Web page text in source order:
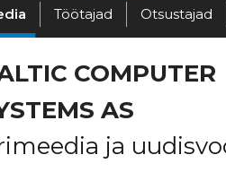
Töötajad Otsustajad
COMPUTER
AS
ja